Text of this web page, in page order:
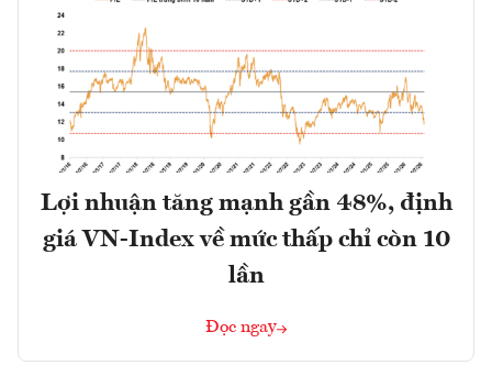
Lợi nhuận tăng mạnh gần 48%, định
giá VN-Index về mức thấp chỉ còn 10
lần
Đọc ngay